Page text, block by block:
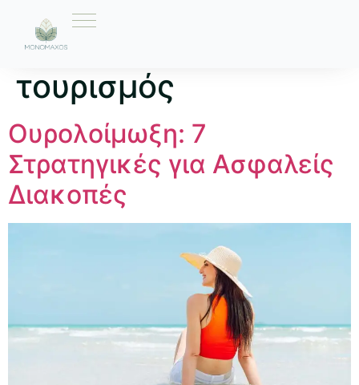
Ετικέτα:
τουρισμός
Ουρολοίμωξη: 7
Στρατηγικές για Ασφαλείς
Διακοπές